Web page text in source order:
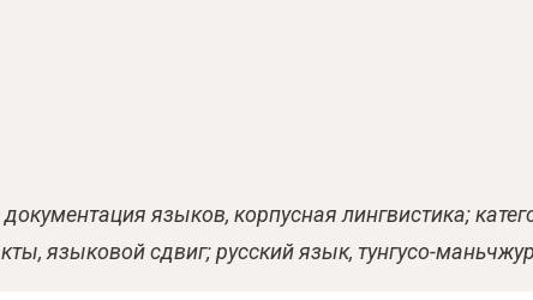
языков, корпусная лингвистика;
языковой сдвиг; русский язык, тунгусо-